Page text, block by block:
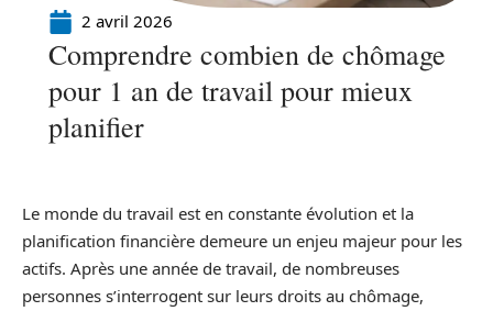
2 avril 2026
Comprendre combien de chômage
pour 1 an de travail pour mieux
planifier
Le monde du travail est en constante évolution et la
planification financière demeure un enjeu majeur pour les
actifs. Après une année de travail, de nombreuses
personnes s’interrogent sur leurs droits au chômage,